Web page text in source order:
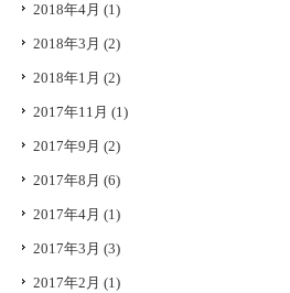
2018年4月 (1)
2018年3月 (2)
2018年1月 (2)
2017年11月 (1)
2017年9月 (2)
2017年8月 (6)
2017年4月 (1)
2017年3月 (3)
2017年2月 (1)